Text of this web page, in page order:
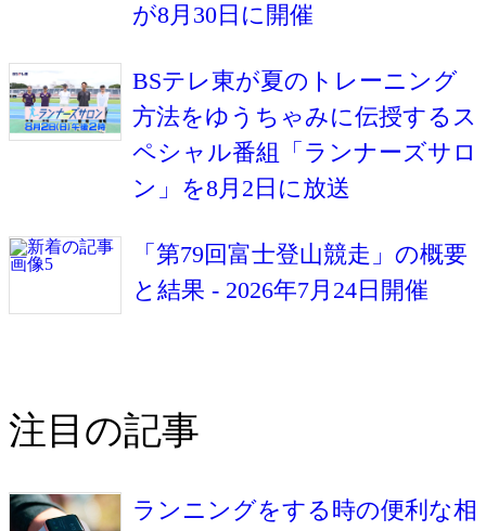
が8月30日に開催
BSテレ東が夏のトレーニング
方法をゆうちゃみに伝授するス
ペシャル番組「ランナーズサロ
ン」を8月2日に放送
「第79回富士登山競走」の概要
と結果 - 2026年7月24日開催
注目の記事
ランニングをする時の便利な相